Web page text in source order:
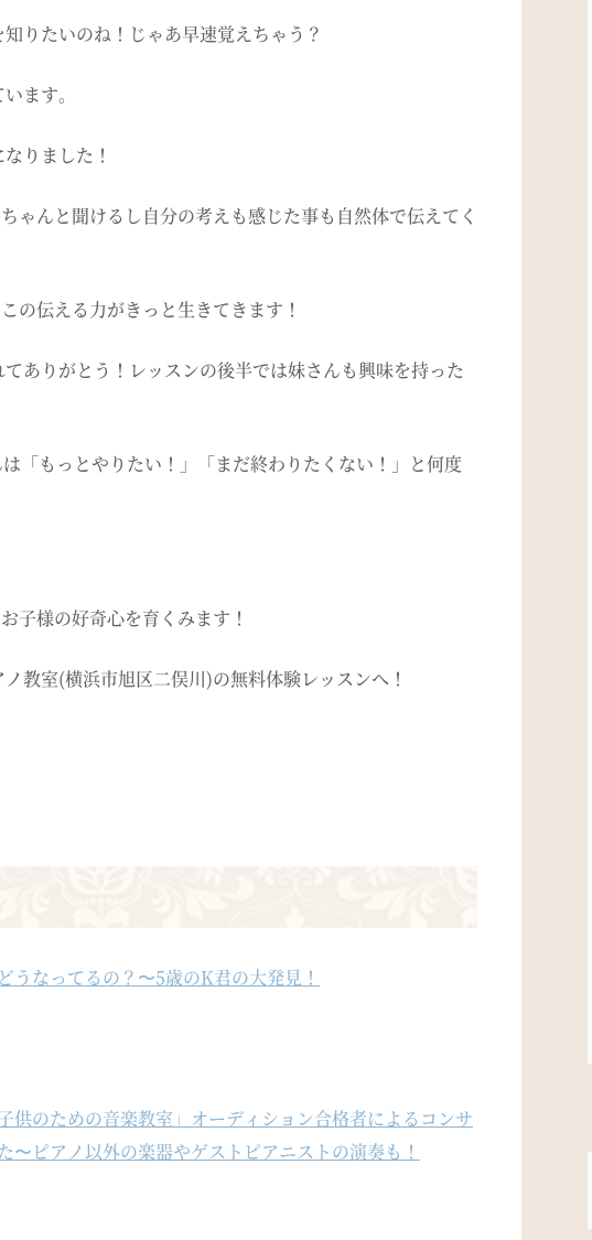
りたいのね！じゃあ早速覚えちゃう？
ます。
りました！
ゃんと聞けるし自分の考えも感じた事も自然体で伝えてく
の伝える力がきっと生きてきます！
ありがとう！レッスンの後半では妹さんも興味を持った
「もっとやりたい！」「まだ終わりたくない！」と何度
子様の好奇心を育くみます！
教室(横浜市旭区二俣川)の無料体験レッスンへ！
うなってるの？〜5歳のK君の大発見！
供のための音楽教室」オーディション合格者によるコンサ
〜ピアノ以外の楽器やゲストピアニストの演奏も！